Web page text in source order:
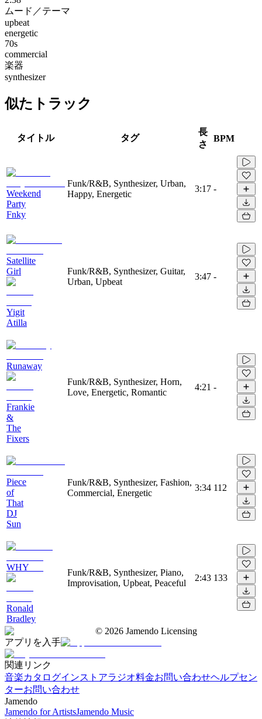
ムード／テーマ
upbeat
energetic
70s
commercial
楽器
synthesizer
似たトラック
タイトル タグ
長
さ
BPM
Weekend
Party
Fnky
Funk/R&B, Synthesizer, Urban,
Happy, Energetic
3:17 -
Satellite
Girl
Yigit
Atilla
Funk/R&B, Synthesizer, Guitar,
Urban, Upbeat
3:47 -
Runaway
Frankie
&
The
Fixers
Funk/R&B, Synthesizer, Horn,
Love, Energetic, Romantic
4:21 -
Piece
of
That
DJ
Sun
Funk/R&B, Synthesizer, Fashion,
Commercial, Energetic
3:34 112
WHY___
Ronald
Bradley
Funk/R&B, Synthesizer, Piano,
Improvisation, Upbeat, Peaceful
2:43 133
© 2026 Jamendo Licensing
アプリを入手
関連リンク
音楽カタログインストアラジオ料金お問い合わせヘルプセン
ターお問い合わせ
Jamendo
Jamendo for ArtistsJamendo Music